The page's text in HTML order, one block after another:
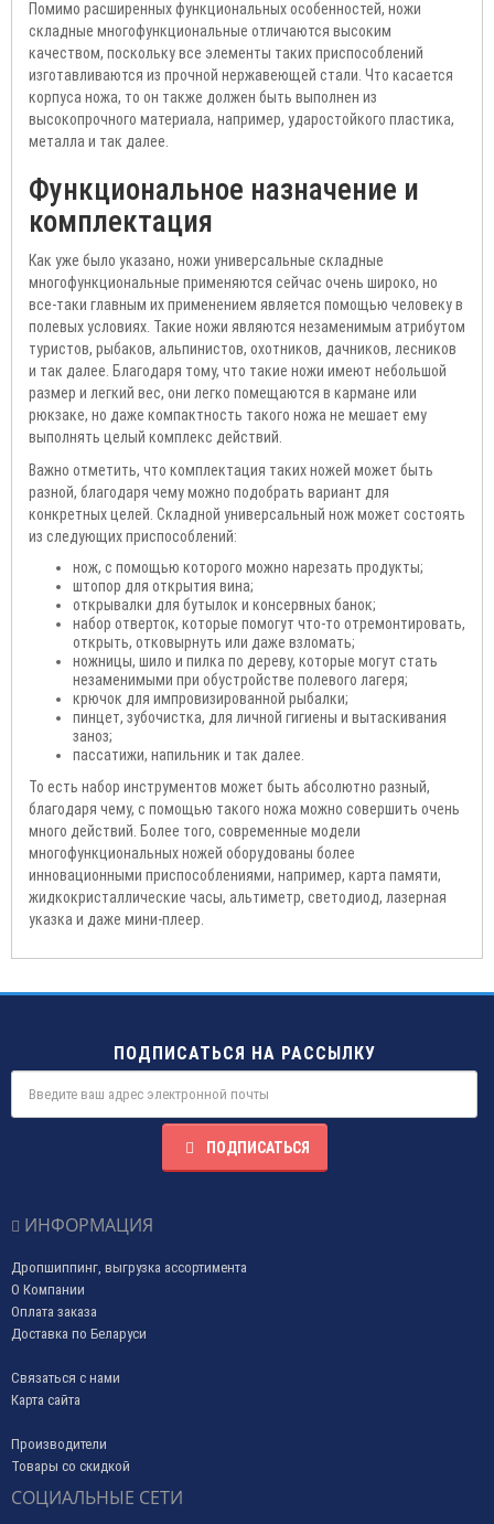
Помимо расширенных функциональных особенностей, ножи
складные многофункциональные отличаются высоким
качеством, поскольку все элементы таких приспособлений
изготавливаются из прочной нержавеющей стали. Что касается
корпуса ножа, то он также должен быть выполнен из
высокопрочного материала, например, ударостойкого пластика,
металла и так далее.
Функциональное назначение и
комплектация
Как уже было указано, ножи универсальные складные
многофункциональные применяются сейчас очень широко, но
все-таки главным их применением является помощью человеку в
полевых условиях. Такие ножи являются незаменимым атрибутом
туристов, рыбаков, альпинистов, охотников, дачников, лесников
и так далее. Благодаря тому, что такие ножи имеют небольшой
размер и легкий вес, они легко помещаются в кармане или
рюкзаке, но даже компактность такого ножа не мешает ему
выполнять целый комплекс действий.
Важно отметить, что комплектация таких ножей может быть
разной, благодаря чему можно подобрать вариант для
конкретных целей. Складной универсальный нож может состоять
из следующих приспособлений:
нож, с помощью которого можно нарезать продукты;
штопор для открытия вина;
открывалки для бутылок и консервных банок;
набор отверток, которые помогут что-то отремонтировать,
открыть, отковырнуть или даже взломать;
ножницы, шило и пилка по дереву, которые могут стать
незаменимыми при обустройстве полевого лагеря;
крючок для импровизированной рыбалки;
пинцет, зубочистка, для личной гигиены и вытаскивания
заноз;
пассатижи, напильник и так далее.
То есть набор инструментов может быть абсолютно разный,
благодаря чему, с помощью такого ножа можно совершить очень
много действий. Более того, современные модели
многофункциональных ножей оборудованы более
инновационными приспособлениями, например, карта памяти,
жидкокристаллические часы, альтиметр, светодиод, лазерная
указка и даже мини-плеер.
ПОДПИСАТЬСЯ НА РАССЫЛКУ
ПОДПИСАТЬСЯ
ИНФОРМАЦИЯ
Дропшиппинг, выгрузка ассортимента
О Компании
Оплата заказа
Доставка по Беларуси
Связаться с нами
Карта сайта
Производители
Товары со скидкой
СОЦИАЛЬНЫЕ СЕТИ